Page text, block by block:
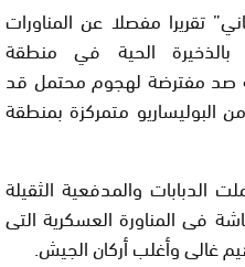
تقريرا مفصلا عن المناورات
بالذخيرة الحية في منطقة
صد مفترضة لهجوم محتمل قد
البوليساريو متمركزة بمنطقة
والمدفعية الثقيلة
فى المناورة العسكرية التى
غالى وأغلب أركان الجيش.